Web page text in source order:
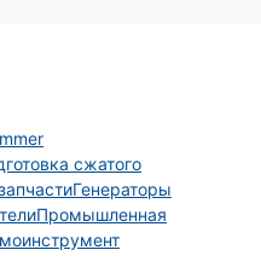
сжатого
Генераторы
Промышленная